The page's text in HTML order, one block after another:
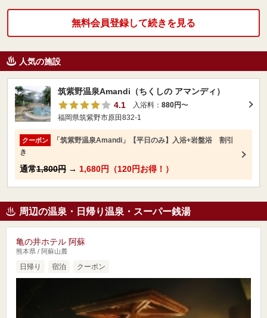
無料会員登録して続きを見る
人気の施設
筑紫野温泉Amandi（ちくしの アマンディ）
4.1
入浴料： 880円〜
福岡県筑紫野市原田832-1
クーポン
「筑紫野温泉Amandi」【平日のみ】入浴+岩盤浴 割引
き
通常1,800円 → 1,680円（120円お得！）
周辺の温泉・日帰り温泉・スーパー銭湯
亀の井ホテル 阿蘇
熊本県 / 阿蘇山麓
日帰り 宿泊 クーポン